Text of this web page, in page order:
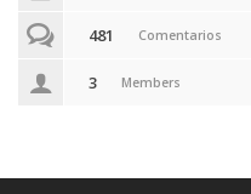
481 Comentarios
3 Members